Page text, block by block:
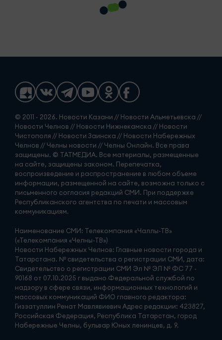
© 2011 - 2026. Новости Казани // Новости Альметьевска //
Новости Челнов // Новости Нижнекамска // Новости
Чистополя // Новости Заинска // Новости Набережных
Челнов // Челны новости // Челны Онлайн. Все права
защищены. © ТАТМЕДИА. Все материалы, размещенные
на сайте, защищены законом. Перепечатка,
воспроизведение и распространение в любом объеме
информации, размещенной на сайте, возможна только с
письменного согласия редакций СМИ. При поддержке
Республиканского агентства по печати и массовым
коммуникациям.
Наименование СМИ: Телекомпания «Чаллы-ТВ»
(«Телекомпания «Челны-ТВ»)
Новости Набережных Челнов: Главные новости города и
Татарстана. № свидетельства о регистрации СМИ, дата:
Свидетельство о регистрации СМИ Эл № ЭЛ № ФС 77 -
90168 от 07.10.2025 г выдано Федеральной службой по
надзору в сфере связи, информационных технологий и
массовых коммуникаций ФИО главного редактора:
Гиззатуллин Ренат Мавлявиевич Адрес редакции: 423827,
Российская Федерация, Республика Татарстан, город
Набережные Челны, бульвар Юных ленинцев, д. 9.